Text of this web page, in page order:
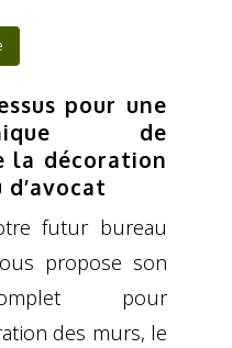
pour une
de
la décoration
futur bureau
propose son
pour
des murs, le